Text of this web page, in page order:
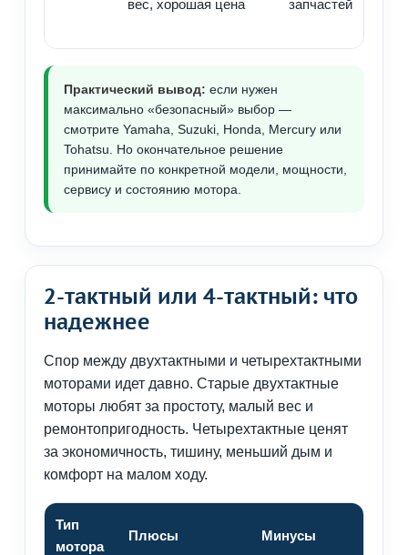
вес, хорошая цена
запчастей
Практический вывод: если нужен
максимально «безопасный» выбор —
смотрите Yamaha, Suzuki, Honda, Mercury или
Tohatsu. Но окончательное решение
принимайте по конкретной модели, мощности,
сервису и состоянию мотора.
2-тактный или 4-тактный: что
надежнее
Спор между двухтактными и четырехтактными
моторами идет давно. Старые двухтактные
моторы любят за простоту, малый вес и
ремонтопригодность. Четырехтактные ценят
за экономичность, тишину, меньший дым и
комфорт на малом ходу.
Тип
мотора
Плюсы Минусы